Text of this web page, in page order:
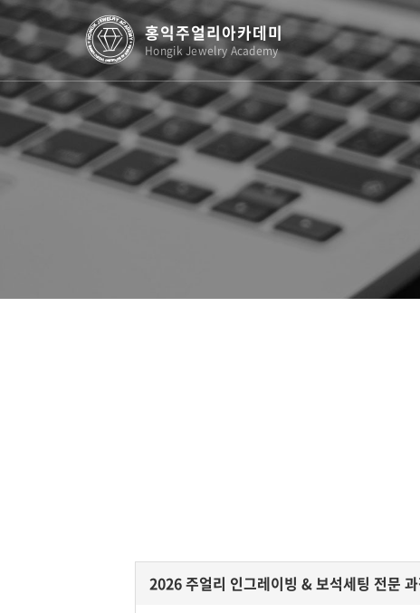
홍익주얼리아카데미
Hongik Jewelry Academy
2026 주얼리 인그레이빙 & 보석세팅 전문